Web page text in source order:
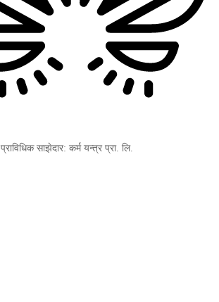
प्राविधिक साझेदार: कर्म यन्त्र प्रा. लि.